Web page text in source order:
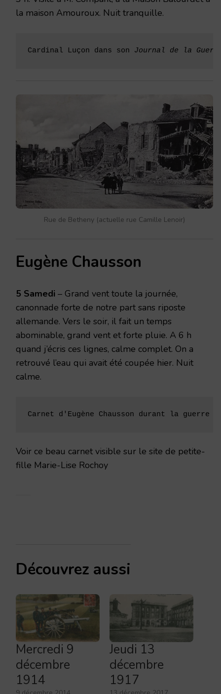
la maison Amouroux. Nuit tranquille.
Cardinal Luçon dans son Journal de la
Rue de Betheny (actuelle rue Camille Lenoir)
Eugène Chausson
5 Samedi – Grand vent toute la journée,
canonnade forte de notre part sans riposte
allemande. Vers le soir, il fait un temps
abominable, grand vent et forte pluie. A 6 h
quand j’écris ces lignes, calme complet. On a
retrouvé l’eau qui avait été coupée hier. Nuit
calme.
Carnet d'Eugène Chausson durant la guerre
Voir ce beau carnet visible sur le site de petite-
fille Marie-Lise Rochoy
Découvrez aussi
Mercredi 9
décembre
1914
Jeudi 13
décembre
1917